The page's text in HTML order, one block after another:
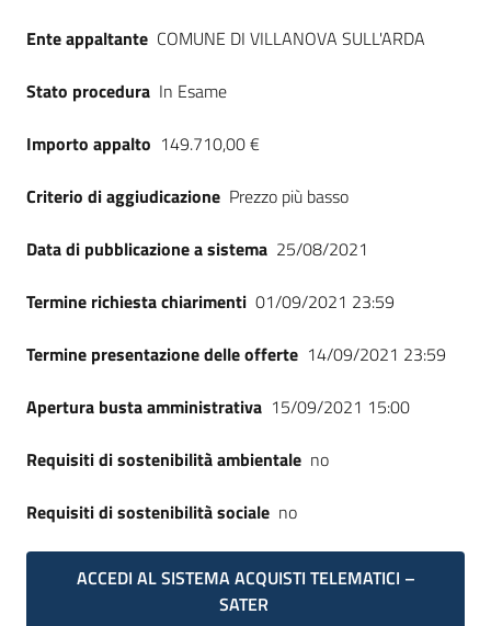
English
site
su
Ente appaltante COMUNE DI VILLANOVA SULL'ARDA
Stato procedura In Esame
Importo appalto 149.710,00 €
Criterio di aggiudicazione Prezzo più basso
Data di pubblicazione a sistema 25/08/2021
Termine richiesta chiarimenti 01/09/2021 23:59
Termine presentazione delle offerte 14/09/2021 23:59
Apertura busta amministrativa 15/09/2021 15:00
Requisiti di sostenibilità ambientale no
Requisiti di sostenibilità sociale no
ACCEDI AL SISTEMA ACQUISTI TELEMATICI –
SATER